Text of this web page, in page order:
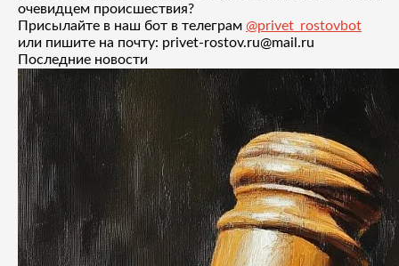
очевидцем происшествия?
Присылайте в наш бот в телеграм @privet_rostovbot
или пишите на почту: privet-rostov.ru@mail.ru
Последние новости